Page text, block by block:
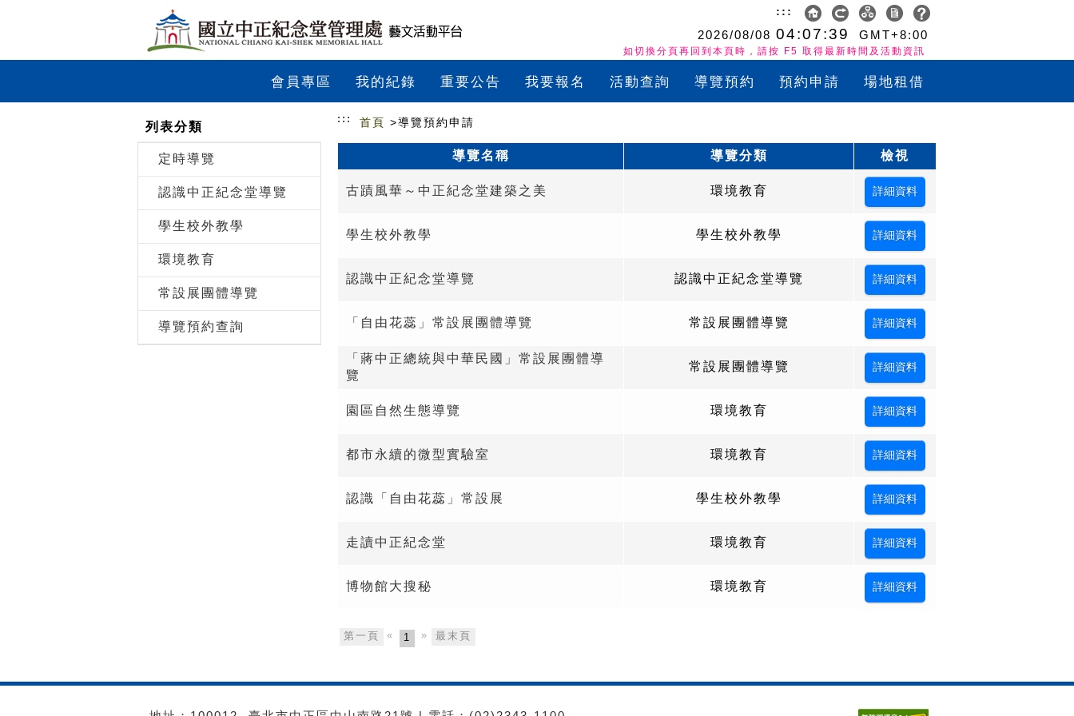
前往首頁
:::
2026/08/08 04:07:39 GMT+8:00
如切換分頁再回到本頁時，請按 F5 取得最新時間及活動資訊
會員專區 我的紀錄 重要公告 我要報名 活動查詢 導覽預約 預約申請 場地租借
列表分類
定時導覽
認識中正紀念堂導覽
學生校外教學
環境教育
常設展團體導覽
導覽預約查詢
::: 首頁 >導覽預約申請
導覽名稱 導覽分類 檢視
古蹟風華～中正紀念堂建築之美 環境教育
學生校外教學 學生校外教學
認識中正紀念堂導覽 認識中正紀念堂導覽
「自由花蕊」常設展團體導覽 常設展團體導覽
「蔣中正總統與中華民國」常設展團體導
覽
常設展團體導覽
園區自然生態導覽 環境教育
都市永續的微型實驗室 環境教育
認識「自由花蕊」常設展 學生校外教學
走讀中正紀念堂 環境教育
博物館大搜秘 環境教育
第一頁 « 1 » 最末頁